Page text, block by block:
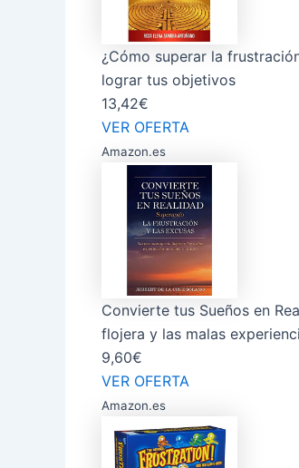
¿Cómo superar la
lograr tus objetivos
13,42€
VER OFERTA
Amazon.es
Convierte tus Sueños en
flojera y las malas
9,60€
VER OFERTA
Amazon.es